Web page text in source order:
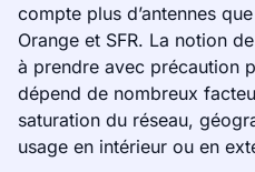
compte plus d’antennes
Orange et SFR. La notion
à prendre avec précaution
dépend de nombreux
saturation du réseau,
usage en intérieur ou en